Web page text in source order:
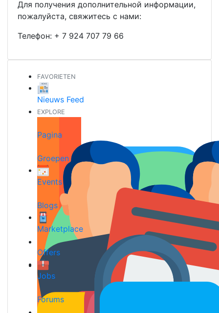
Для получения дополнительной информации,
пожалуйста, свяжитесь с нами:
Телефон: + 7 924 707 79 66
FAVORIETEN
Nieuws Feed
EXPLORE
Pagina
Groepen
Events
Blogs
Marketplace
Offers
Jobs
Forums